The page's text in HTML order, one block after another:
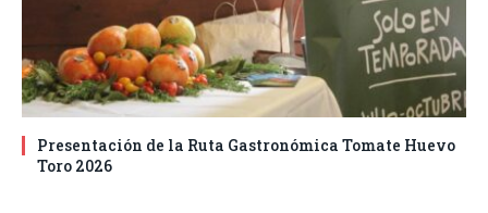
Presentación de la Ruta Gastronómica Tomate Huevo
Toro 2026